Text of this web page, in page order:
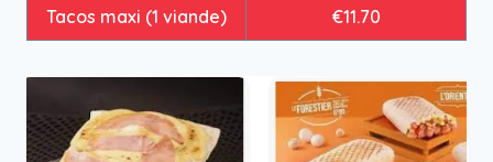
Tacos maxi (1 viande) €11.70